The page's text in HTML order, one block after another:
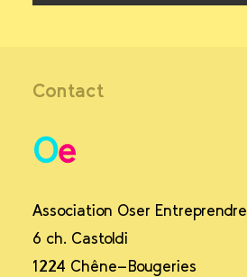
Contact
Association Oser Entreprendre
6 ch. Castoldi
1224 Chêne-Bougeries